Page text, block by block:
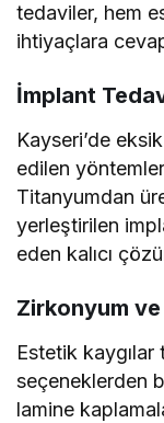
tedaviler, hem
ihtiyaçlara
İmplant
Kayseri’de
edilen
Titanyumdan
yerleştirilen
eden kalıcı
Zirkonyum
Estetik
seçeneklerden
lamine